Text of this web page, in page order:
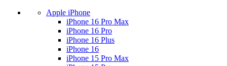
Apple iPhone
iPhone 16 Pro Max
iPhone 16 Pro
iPhone 16 Plus
iPhone 16
iPhone 15 Pro Max